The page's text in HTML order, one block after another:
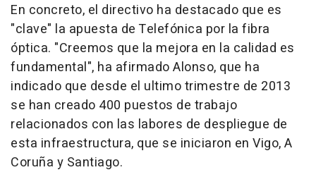
En concreto, el directivo ha destacado que es
"clave" la apuesta de Telefónica por la fibra
óptica. "Creemos que la mejora en la calidad es
fundamental", ha afirmado Alonso, que ha
indicado que desde el ultimo trimestre de 2013
se han creado 400 puestos de trabajo
relacionados con las labores de despliegue de
esta infraestructura, que se iniciaron en Vigo, A
Coruña y Santiago.